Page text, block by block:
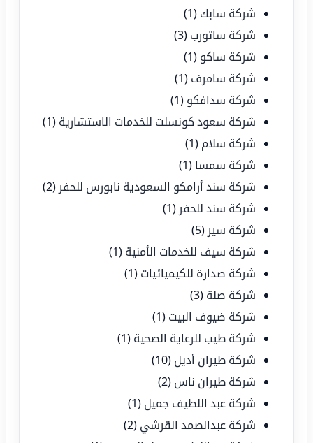
شركة سابك (1)
شركة ساتورب (3)
شركة ساكو (1)
شركة سامرف (1)
شركة سدافكو (1)
شركة سعود كونسلت للخدمات الاستشارية (1)
شركة سلام (1)
شركة سمسا (1)
شركة سند أرامكو السعودية نابورس للحفر (2)
شركة سند للحفر (1)
شركة سير (5)
شركة سيف للخدمات الأمنية (1)
شركة صدارة للكيميائيات (1)
شركة صلة (3)
شركة ضيوف البيت (1)
شركة طيب للرعاية الصحية (1)
شركة طيران أديل (10)
شركة طيران ناس (2)
شركة عبد اللطيف جميل (1)
شركة عبدالصمد القرشي (2)